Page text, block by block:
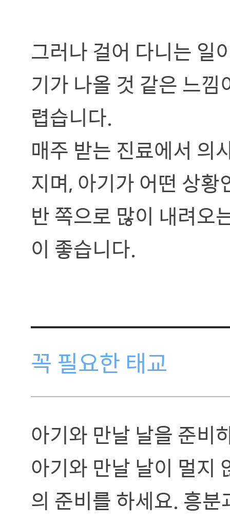
그러나 걸어 다니는 일
기가 나올 것 같은 느
렵습니다.
매주 받는 진료에서 의
지며, 아기가 어떤 상
반 쪽으로 많이 내려오
이 좋습니다.
꼭 필요한 태교
아기와 만날 날을 준비
아기와 만날 날이 멀지
의 준비를 하세요. 흥